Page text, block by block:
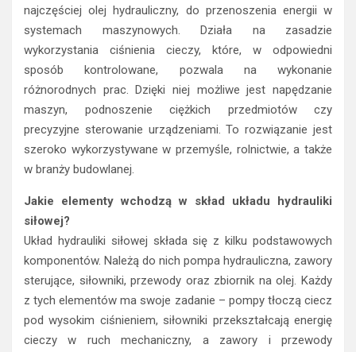
najczęściej olej hydrauliczny, do przenoszenia energii w
systemach maszynowych. Działa na zasadzie
wykorzystania ciśnienia cieczy, które, w odpowiedni
sposób kontrolowane, pozwala na wykonanie
różnorodnych prac. Dzięki niej możliwe jest napędzanie
maszyn, podnoszenie ciężkich przedmiotów czy
precyzyjne sterowanie urządzeniami. To rozwiązanie jest
szeroko wykorzystywane w przemyśle, rolnictwie, a także
w branży budowlanej.
Jakie elementy wchodzą w skład układu hydrauliki
siłowej?
Układ hydrauliki siłowej składa się z kilku podstawowych
komponentów. Należą do nich pompa hydrauliczna, zawory
sterujące, siłowniki, przewody oraz zbiornik na olej. Każdy
z tych elementów ma swoje zadanie – pompy tłoczą ciecz
pod wysokim ciśnieniem, siłowniki przekształcają energię
cieczy w ruch mechaniczny, a zawory i przewody